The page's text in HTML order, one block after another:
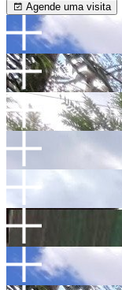
Agende uma visita